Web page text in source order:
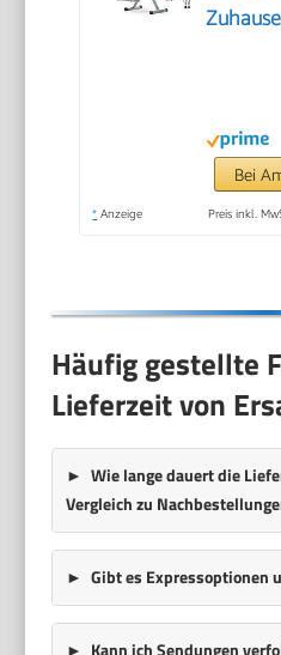
Zuhause
Bei
* Anzeige Preis inkl.
Häufig gestellte
Lieferzeit von
Wie lange dauert die
Vergleich zu
Gibt es Expressoptionen